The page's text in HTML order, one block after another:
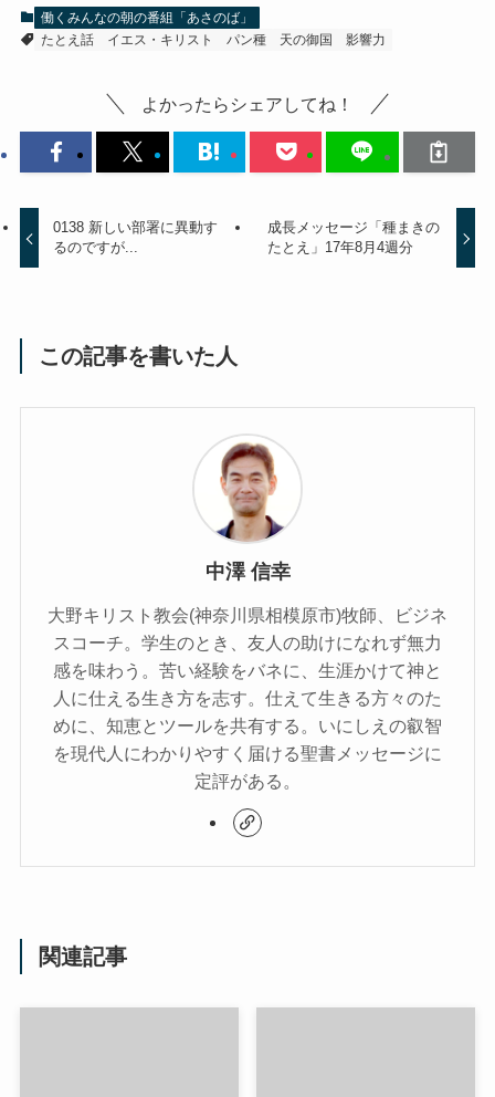
働くみんなの朝の番組「あさのば」
たとえ話
イエス・キリスト パン種 天の御国 影響力
よかったらシェアしてね！
0138 新しい部署に異動す
るのですが...
成長メッセージ「種まきの
たとえ」17年8月4週分
この記事を書いた人
中澤 信幸
大野キリスト教会(神奈川県相模原市)牧師、ビジネ
スコーチ。学生のとき、友人の助けになれず無力
感を味わう。苦い経験をバネに、生涯かけて神と
人に仕える生き方を志す。仕えて生きる方々のた
めに、知恵とツールを共有する。いにしえの叡智
を現代人にわかりやすく届ける聖書メッセージに
定評がある。
関連記事